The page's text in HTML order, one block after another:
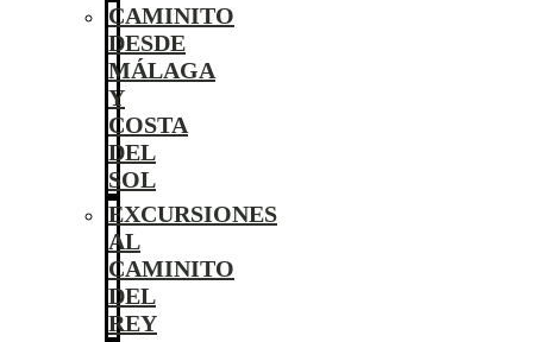
CAMINITO
DESDE
MÁLAGA
Y
COSTA
DEL
SOL
EXCURSIONES
AL
CAMINITO
DEL
REY